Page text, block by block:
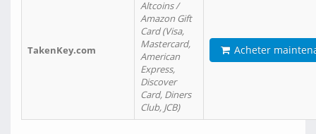
TakenKey.com
Altcoins /
Amazon Gift
Card (Visa,
Mastercard,
American
Express,
Discover
Card, Diners
Club, JCB)
Acheter